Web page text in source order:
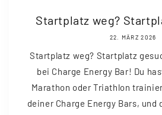
Startplatz weg?
22. MÄRZ 2026
Startplatz weg? Startplatz
bei Charge Energy Bar! Du
Marathon oder Triathlon
deiner Charge Energy Bars,